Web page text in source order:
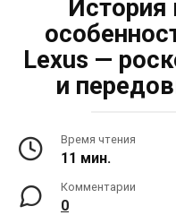
История
Lexus —
и
Время чтения
11 мин.
Комментарии
0